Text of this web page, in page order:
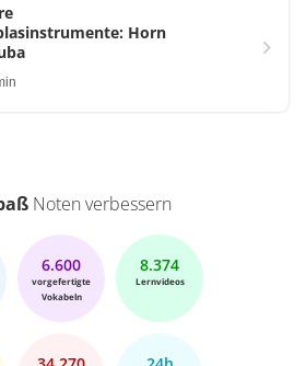
Horn
Noten verbessern
6.600
vorgefertigte
Vokabeln
8.374
Lernvideos